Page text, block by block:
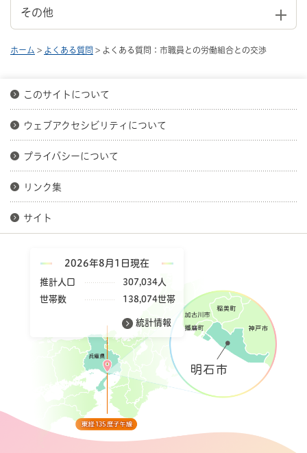
その他
ホーム > よくある質問 > よくある質問：市職員との労働組合との交渉
このサイトについて
ウェブアクセシビリティについて
プライバシーについて
リンク集
サイト
2026年8月1日現在
推計人口
307,034人
世帯数
138,074世帯
統計情報